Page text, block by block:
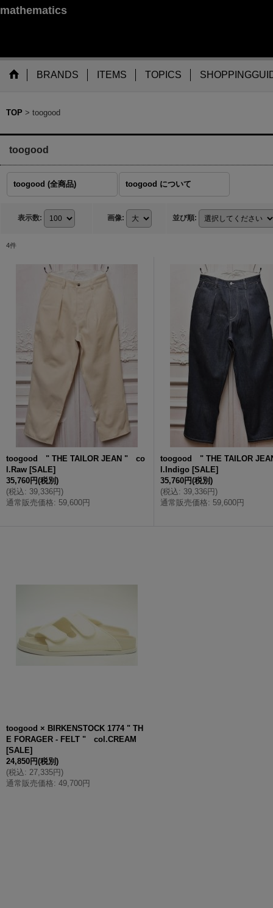
mathematics
BRANDS ITEMS TOPICS
TOP > toogood
toogood
toogood (全商品) toogood について
表示数: 画像: 並び順:
4件
toogood " THE TAILOR JEAN " co
l.Raw [SALE]
35,760円(税別)
(税込: 39,336円)
通常販売価格: 59,600円
toogood " THE TAILOR
l.Indigo [SALE]
35,760円(税別)
(税込: 39,336円)
通常販売価格: 59,600円
toogood × BIRKENSTOCK 1774 " TH
E FORAGER - FELT " col.CREAM
[SALE]
24,850円(税別)
(税込: 27,335円)
通常販売価格: 49,700円